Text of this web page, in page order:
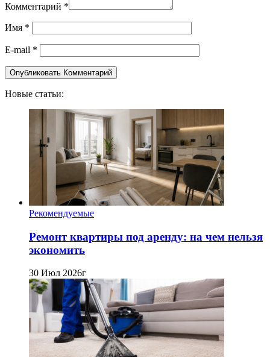
Комментарий *
Имя *
E-mail *
Новые статьи:
Рекомендуемые
Ремонт квартиры под аренду: на чем нельзя
экономить
30 Июл 2026г